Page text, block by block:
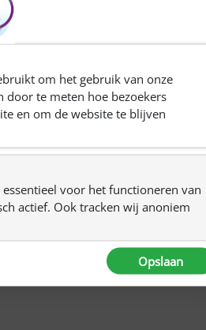
Zee.
is gereserveerd.
om het gebruik van onze
door te meten hoe bezoekers
en om de website te blijven
voor het functioneren van
actief. Ook tracken wij anoniem
Opslaan